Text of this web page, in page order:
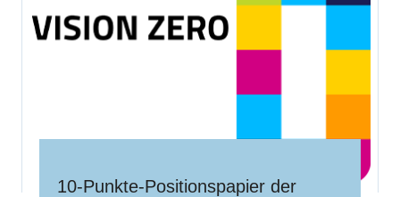
10-Punkte-Positionspapier der